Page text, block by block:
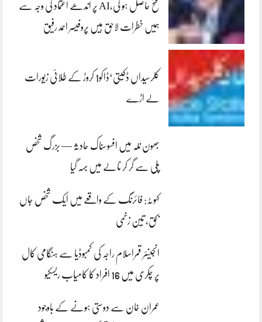
فتح حاصل ہو گی،AI پر اندھے اعتماد کی وجہ سے
ہمیں خطرات لاحق ہیں پروفیسر احمد رفیق
کلرسیداں ڈکیتی‘ڈاکو1 کروڑ کے طلائی زیورات
لے اڑے
بھون نلہ میں افسوسناک حادثہ — بزرگ شخص
پلی سے گر کر نالے میں بہہ گیا
کہوٹہ: فائرنگ کے واقعے میں ایک شخص جاں
بحق، تین زخمی
انجینئر قمراسلام راجہ کی کمبوڈیا سے ہنگامی کال
پر چکری میں 16 افراد کا کامیاب ریسکیو
عمران خان سے دوستی ہونے کے باوجود